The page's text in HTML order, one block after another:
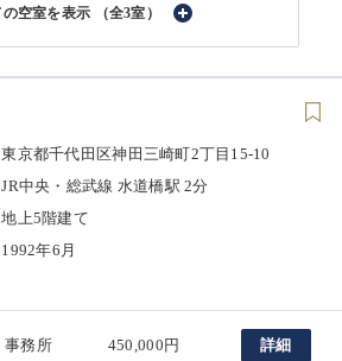
（全3室）
東京都千代田区神田三崎町2丁目15-10
JR中央・総武線 水道橋駅 2分
地上5階建て
1992年6月
事務所 450,000円 詳細